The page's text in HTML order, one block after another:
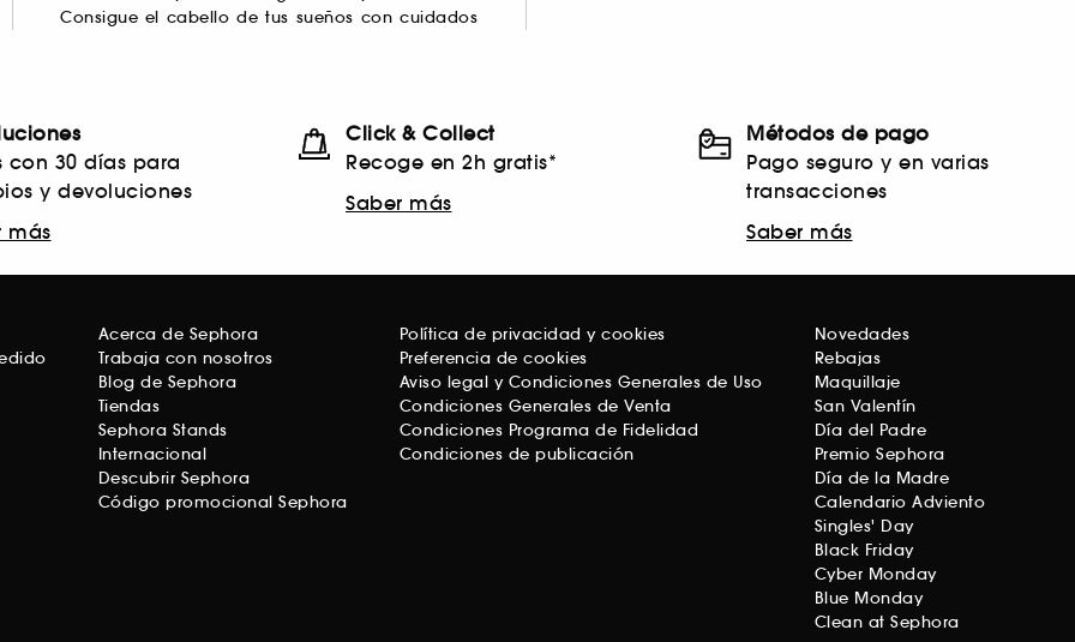
Consigue el cabello de tus sueños con cuidados
con 30 días para
y devoluciones
más
Click & Collect
Recoge en 2h gratis*
Saber más
Métodos de pago
Pago seguro y en varias
transacciones
Saber más
Acerca de Sephora
Trabaja con nosotros
Blog de Sephora
Tiendas
Sephora Stands
Internacional
Descubrir Sephora
Código promocional Sephora
Política de privacidad y cookies
Preferencia de cookies
Aviso legal y Condiciones Generales de Uso
Condiciones Generales de Venta
Condiciones Programa de Fidelidad
Condiciones de publicación
Novedades
Rebajas
Maquillaje
San Valentín
Día del Padre
Premio Sephora
Día de la Madre
Calendario Adviento
Singles' Day
Black Friday
Cyber Monday
Blue Monday
Clean at Sephora